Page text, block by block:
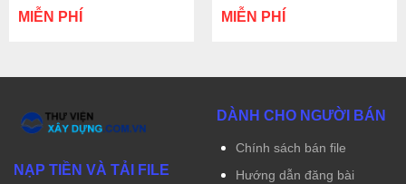
MIỄN PHÍ
mái nhật
MIỄN PHÍ
NẠP TIỀN VÀ TẢI FILE
DÀNH CHO NGƯỜI BÁN
Chính sách bán file
Hướng dẫn đăng bài